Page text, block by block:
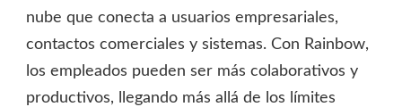
nube que conecta a usuarios empresariales,
contactos comerciales y sistemas. Con Rainbow,
los empleados pueden ser más colaborativos y
productivos, llegando más allá de los límites